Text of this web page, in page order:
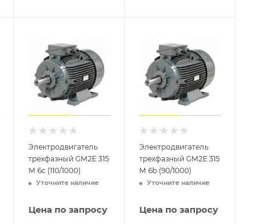
Электродвигатель
трехфазный GM2E 315
M 6c (110/1000)
Уточните наличие
Цена по запросу
Электродвигатель
трехфазный GM2E 315
M 6b (90/1000)
Уточните наличие
Цена по запросу